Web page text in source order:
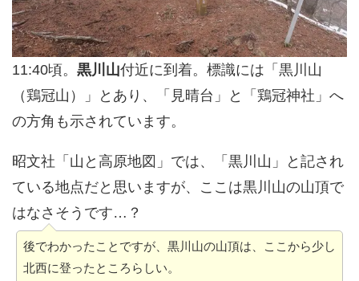
11:40頃。 黒川山付近に到着。標識には「黒川山
（鶏冠山）」とあり、「見晴台」と「鶏冠神社」へ
の方角も示されています。
昭文社「山と高原地図」では、「黒川山」と記され
ている地点だと思いますが、ここは黒川山の山頂で
はなさそうです…？
後でわかったことですが、黒川山の山頂は、ここから少し
北西に登ったところらしい。